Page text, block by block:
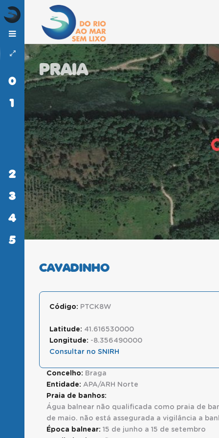
0 INÍCIO
1
RIO
AO
MAR
SEM
LIXO
2 ATIVIDADES
3 MONITORIZAÇÃO
4 LITERACIA
5
SABER
PRAIA
CAVADINHO
Código: PTCK8W
Latitude: 41.616530000
Longitude: -8.356490000
Consultar no SNIRH
Concelho: Braga
Entidade: APA/ARH Norte
Praia de banhos:
Água balnear não qualificada como praia de
de maio. não está assegurada a vigilância a
Época balnear: 15 de junho a 15 de setembro